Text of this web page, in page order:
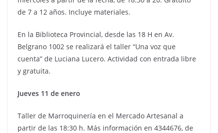
de 7 a 12 años. Incluye materiales.
En la Biblioteca Provincial, desde las 18 H en Av.
Belgrano 1002 se realizará el taller “Una voz que
cuenta” de Luciana Lucero. Actividad con entrada libre
y gratuita.
Jueves 11 de enero
Taller de Marroquinería en el Mercado Artesanal a
partir de las 18:30 h. Más información en 4344676, de